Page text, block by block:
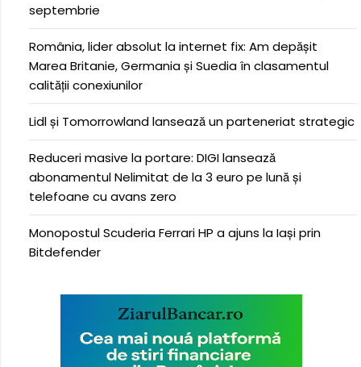
septembrie
România, lider absolut la internet fix: Am depășit
Marea Britanie, Germania și Suedia în clasamentul
calității conexiunilor
Lidl și Tomorrowland lansează un parteneriat strategic
Reduceri masive la portare: DIGI lansează
abonamentul Nelimitat de la 3 euro pe lună și
telefoane cu avans zero
Monopostul Scuderia Ferrari HP a ajuns la Iași prin
Bitdefender